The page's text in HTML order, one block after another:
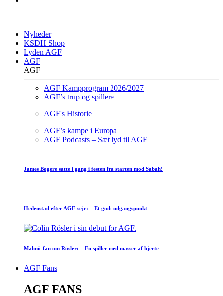
Nyheder
KSDH Shop
Lyden AGF
AGF
AGF
AGF Kampprogram 2026/2027
AGF’s trup og spillere
AGF's Historie
AGF’s kampe i Europa
AGF Podcasts – Sæt lyd til AGF
James Bogere satte i gang i festen fra starten mod Sabah!
Hedenstad efter AGF-sejr: – Et godt udgangspunkt
Malmö-fan om Rösler: – En spiller med masser af hjerte
AGF Fans
AGF FANS